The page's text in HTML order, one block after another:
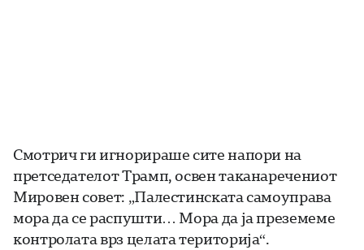
Смотрич ги игнорираше сите напори на
претседателот Трамп, освен таканаречениот
Мировен совет: „Палестинската самоуправа
мора да се распушти… Мора да ја преземеме
контролата врз целата територија“.